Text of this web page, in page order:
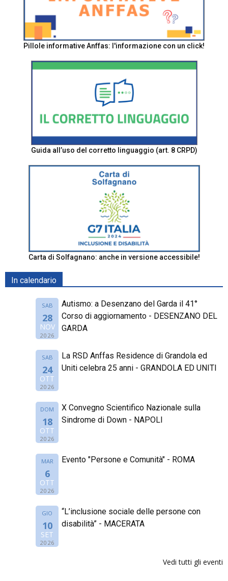
Pillole informative Anffas: l'informazione con un click!
Guida all’uso del corretto linguaggio (art. 8 CRPD)
Carta di Solfagnano: anche in versione accessibile!
In calendario
SAB
28
NOV
2026
Autismo: a Desenzano del Garda il 41°
Corso di aggiornamento - DESENZANO DEL
GARDA
SAB
24
OTT
2026
La RSD Anffas Residence di Grandola ed
Uniti celebra 25 anni - GRANDOLA ED UNITI
DOM
18
OTT
2026
X Convegno Scientifico Nazionale sulla
Sindrome di Down - NAPOLI
MAR
6
OTT
2026
Evento "Persone e Comunità" - ROMA
GIO
10
SET
2026
“L’inclusione sociale delle persone con
disabilità” - MACERATA
Vedi tutti gli eventi